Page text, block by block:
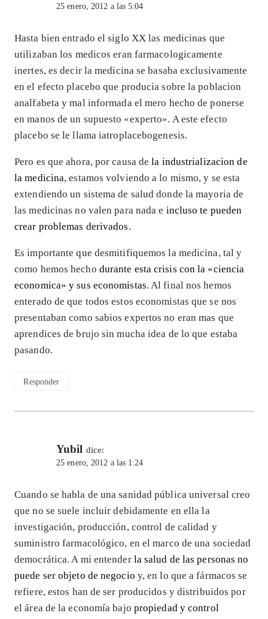
25 enero, 2012 a las 5:04
Hasta bien entrado el siglo XX las medicinas que
utilizaban los medicos eran farmacologicamente
inertes, es decir la medicina se basaba exclusivamente
en el efecto placebo que producia sobre la poblacion
analfabeta y mal informada el mero hecho de ponerse
en manos de un supuesto «experto». A este efecto
placebo se le llama iatroplacebogenesis.
Pero es que ahora, por causa dela industrializacion de
la medicina, estamos volviendo a lo mismo, y se esta
extendiendo un sistema de salud donde la mayoria de
las medicinas no valen para nada e incluso te pueden
crear problemas derivados.
Es importante que desmitifiquemos la medicina, tal y
como hemos hecho durante esta crisis con la «ciencia
economica» y sus economistas. Al final nos hemos
enterado de que todos estos economistas que se nos
presentaban como sabios expertos no eran mas que
aprendices de brujo sin mucha idea de lo que estaba
pasando.
Responder
Yubil dice:
25 enero, 2012 a las 1:24
Cuando se habla de una sanidad pública universal creo
que no se suele incluir debidamente en ella la
investigación, producción, control de calidad y
suministro farmacológico, en el marco de una sociedad
democrática. A mi entender la salud de las personas no
puede ser objeto de negocio y, en lo que a fármacos se
refiere, estos han de ser producidos y distribuidos por
el área de la economía bajo propiedad y control